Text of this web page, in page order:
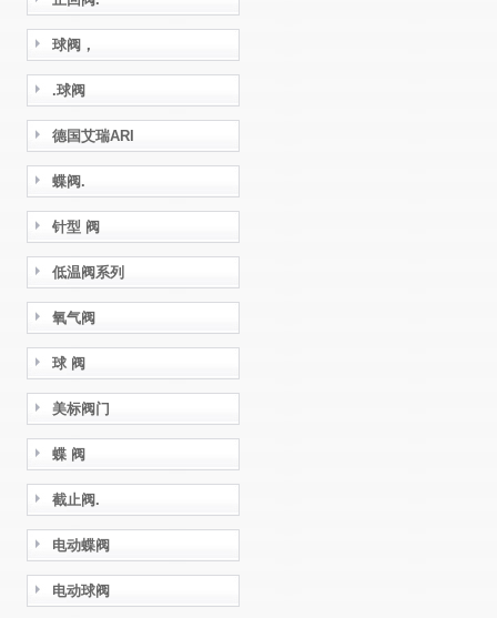
球阀，
.球阀
德国艾瑞ARI
蝶阀.
针型 阀
低温阀系列
氧气阀
球 阀
美标阀门
蝶 阀
截止阀.
电动蝶阀
电动球阀